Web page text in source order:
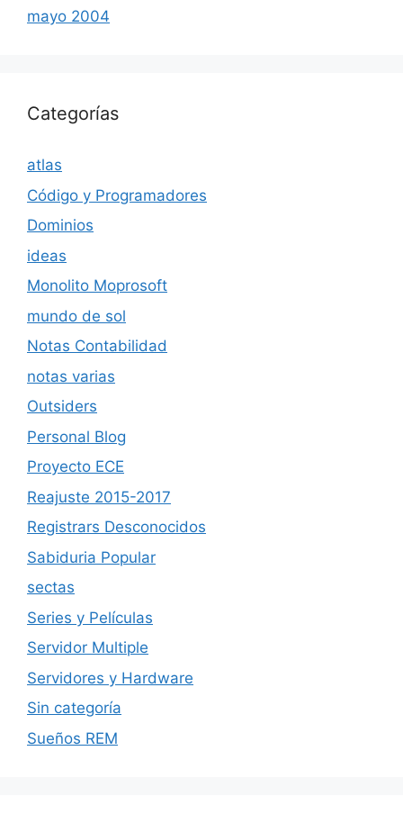
mayo 2004
Categorías
atlas
Código y Programadores
Dominios
ideas
Monolito Moprosoft
mundo de sol
Notas Contabilidad
notas varias
Outsiders
Personal Blog
Proyecto ECE
Reajuste 2015-2017
Registrars Desconocidos
Sabiduria Popular
sectas
Series y Películas
Servidor Multiple
Servidores y Hardware
Sin categoría
Sueños REM